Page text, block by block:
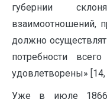
губернии
взаимоотношений,
должно
потребности
удовлетворены» [14,
Уже в июле 1866